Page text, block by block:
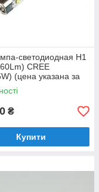
светодиодная H1
CREE
(цена указана за
₴
Купити